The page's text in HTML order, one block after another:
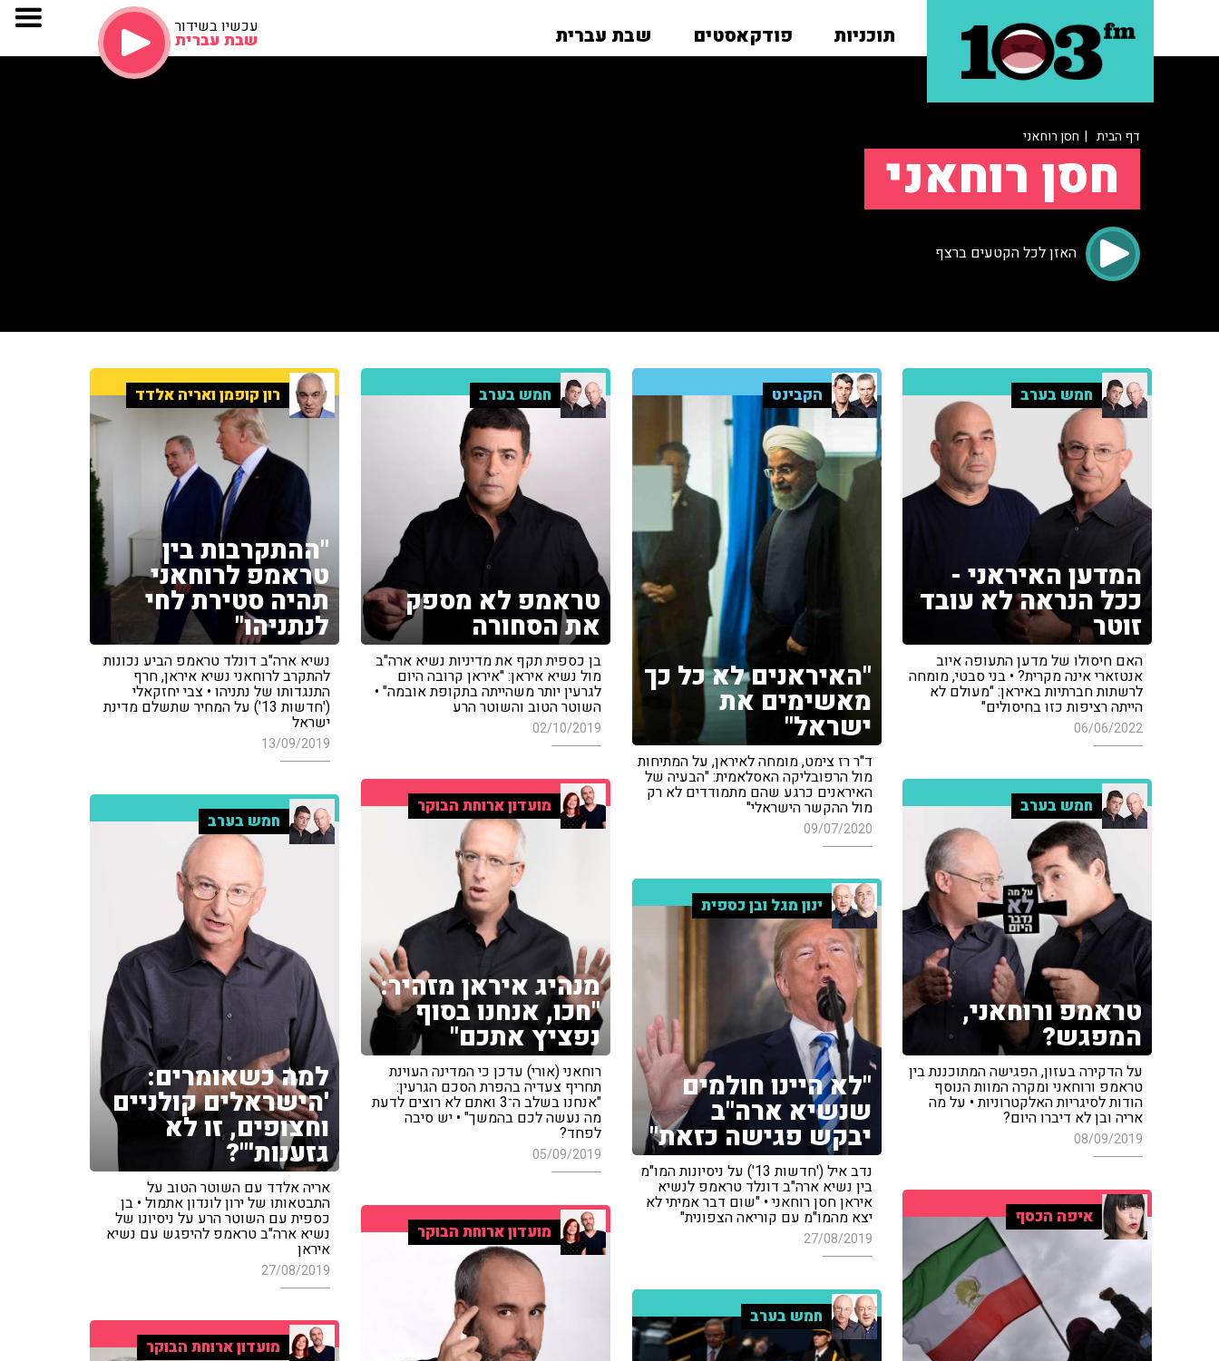
תוכניות פודקאסטים שבת עברית עכשיו בשידור
שבת עברית
דף הבית | חסן רוחאני
חסן רוחאני
האזן לכל הקטעים ברצף
חמש בערב
המדען האיראני -
ככל הנראה לא עובד
זוטר
האם חיסולו של מדען התעופה איוב
אנטזארי אינה מקרית? • בני סבטי, מומחה
לרשתות חברתיות באיראן: "מעולם לא
הייתה רציפות כזו בחיסולים"
06/06/2022
הקבינט
"האיראנים לא כל כך
מאשימים את
ישראל"
ד"ר רז צימט, מומחה לאיראן, על המתיחות
מול הרפובליקה האסלאמית: "הבעיה של
האיראנים כרגע שהם מתמודדים לא רק
מול ההקשר הישראלי"
09/07/2020
חמש בערב
טראמפ לא מספק
את הסחורה
בן כספית תקף את מדיניות נשיא ארה"ב
מול נשיא איראן: "איראן קרובה היום
לגרעין יותר משהייתה בתקופת אובמה" •
השוטר הטוב והשוטר הרע
02/10/2019
רון קופמן ואריה אלדד
"ההתקרבות בין
טראמפ לרוחאני
תהיה סטירת לחי
לנתניהו"
נשיא ארה"ב דונלד טראמפ הביע נכונות
להתקרב לרוחאני נשיא איראן, חרף
התנגדותו של נתניהו • צבי יחזקאלי
('חדשות 13') על המחיר שתשלם מדינת
ישראל
13/09/2019
חמש בערב
טראמפ ורוחאני,
המפגש?
על הדקירה בעזון, הפגישה המתוכננת בין
טראמפ ורוחאני ומקרה המוות הנוסף
הודות לסיגריות האלקטרוניות • על מה
אריה ובן לא דיברו היום?
08/09/2019
מועדון ארוחת הבוקר
מנהיג איראן מזהיר:
"חכו, אנחנו בסוף
נפציץ אתכם"
רוחאני (אורי) עדכן כי המדינה העוינת
תחריף צעדיה בהפרת הסכם הגרעין:
"אנחנו בשלב ה־3 ואתם לא רוצים לדעת
מה נעשה לכם בהמשך" • יש סיבה
לפחד?
05/09/2019
חמש בערב
למה כשאומרים:
'הישראלים קולניים
וחצופים, זו לא
גזענות'"?
אריה אלדד עם השוטר הטוב על
התבטאותו של ירון לונדון אתמול • בן
כספית עם השוטר הרע על ניסיונו של
נשיא ארה"ב טראמפ להיפגש עם נשיא
איראן
27/08/2019
ינון מגל ובן כספית
"לא היינו חולמים
שנשיא ארה"ב
יבקש פגישה כזאת"
נדב איל ('חדשות 13') על ניסיונות המו"מ
בין נשיא ארה"ב דונלד טראמפ לנשיא
איראן חסן רוחאני • "שום דבר אמיתי לא
יצא מהמו"מ עם קוריאה הצפונית"
27/08/2019
איפה הכסף
מועדון ארוחת הבוקר
חמש בערב
מועדון ארוחת הבוקר